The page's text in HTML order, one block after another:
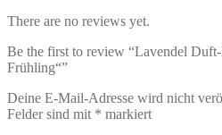
There are no reviews yet.
Be the first to review “Lavendel
Frühling“”
Deine E-Mail-Adresse wird nicht
Felder sind mit * markiert